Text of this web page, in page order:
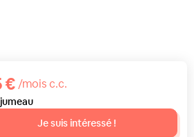
€ /mois c.c.
Je suis intéressé !